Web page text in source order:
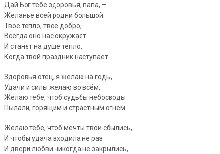
Дай Бог тебе здоровья, папа, –
Желанье всей родни большой.
Твое тепло, твое добро,
Всегда оно нас окружает.
И станет на душе тепло,
Когда твой праздник наступает.
Здоровья отец, я желаю на годы,
Удачи и силы желаю во всём,
Желаю тебе, чтоб судьбы небосводы
Пылали, горящим и страстным огнём.
Желаю тебе, чтоб мечты твои сбылись,
И чтобы удача входила не раз
И двери любви никогда не закрылись,